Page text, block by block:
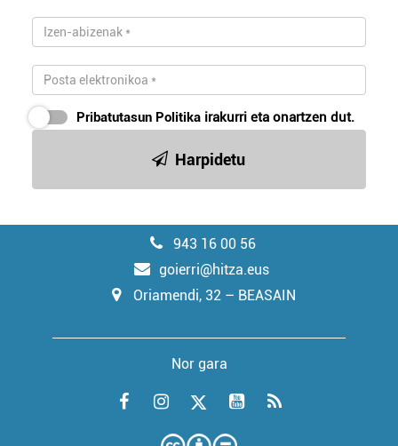
Pribatutasun Politika irakurri eta onartzen dut.
Harpidetu
943 16 00 56
goierri@hitza.eus
Oriamendi, 32 – BEASAIN
Nor gara